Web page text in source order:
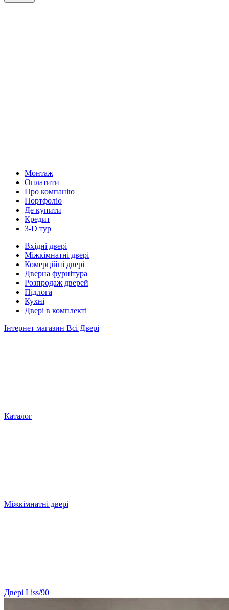
Монтаж
Оплатити
Про компанію
Портфоліо
Де купити
Кредит
3-D тур
Вхідні двері
Міжкімнатні двері
Комерційні двері
Дверна фурнітура
Розпродаж дверей
Підлога
Кухні
Двері в комплекті
Інтернет магазин Всі Двері
Каталог
Міжкімнатні двері
Двері Liss/90